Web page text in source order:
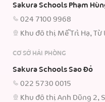
Sakura Schools Phạm
024 7100 9968
Khu đô thị Mễ Trì Hạ, Từ
CƠ SỞ HẢI PHÒNG
Sakura Schools Sao Đỏ
022 5730 0015
Khu đô thị Anh Dũng 2,